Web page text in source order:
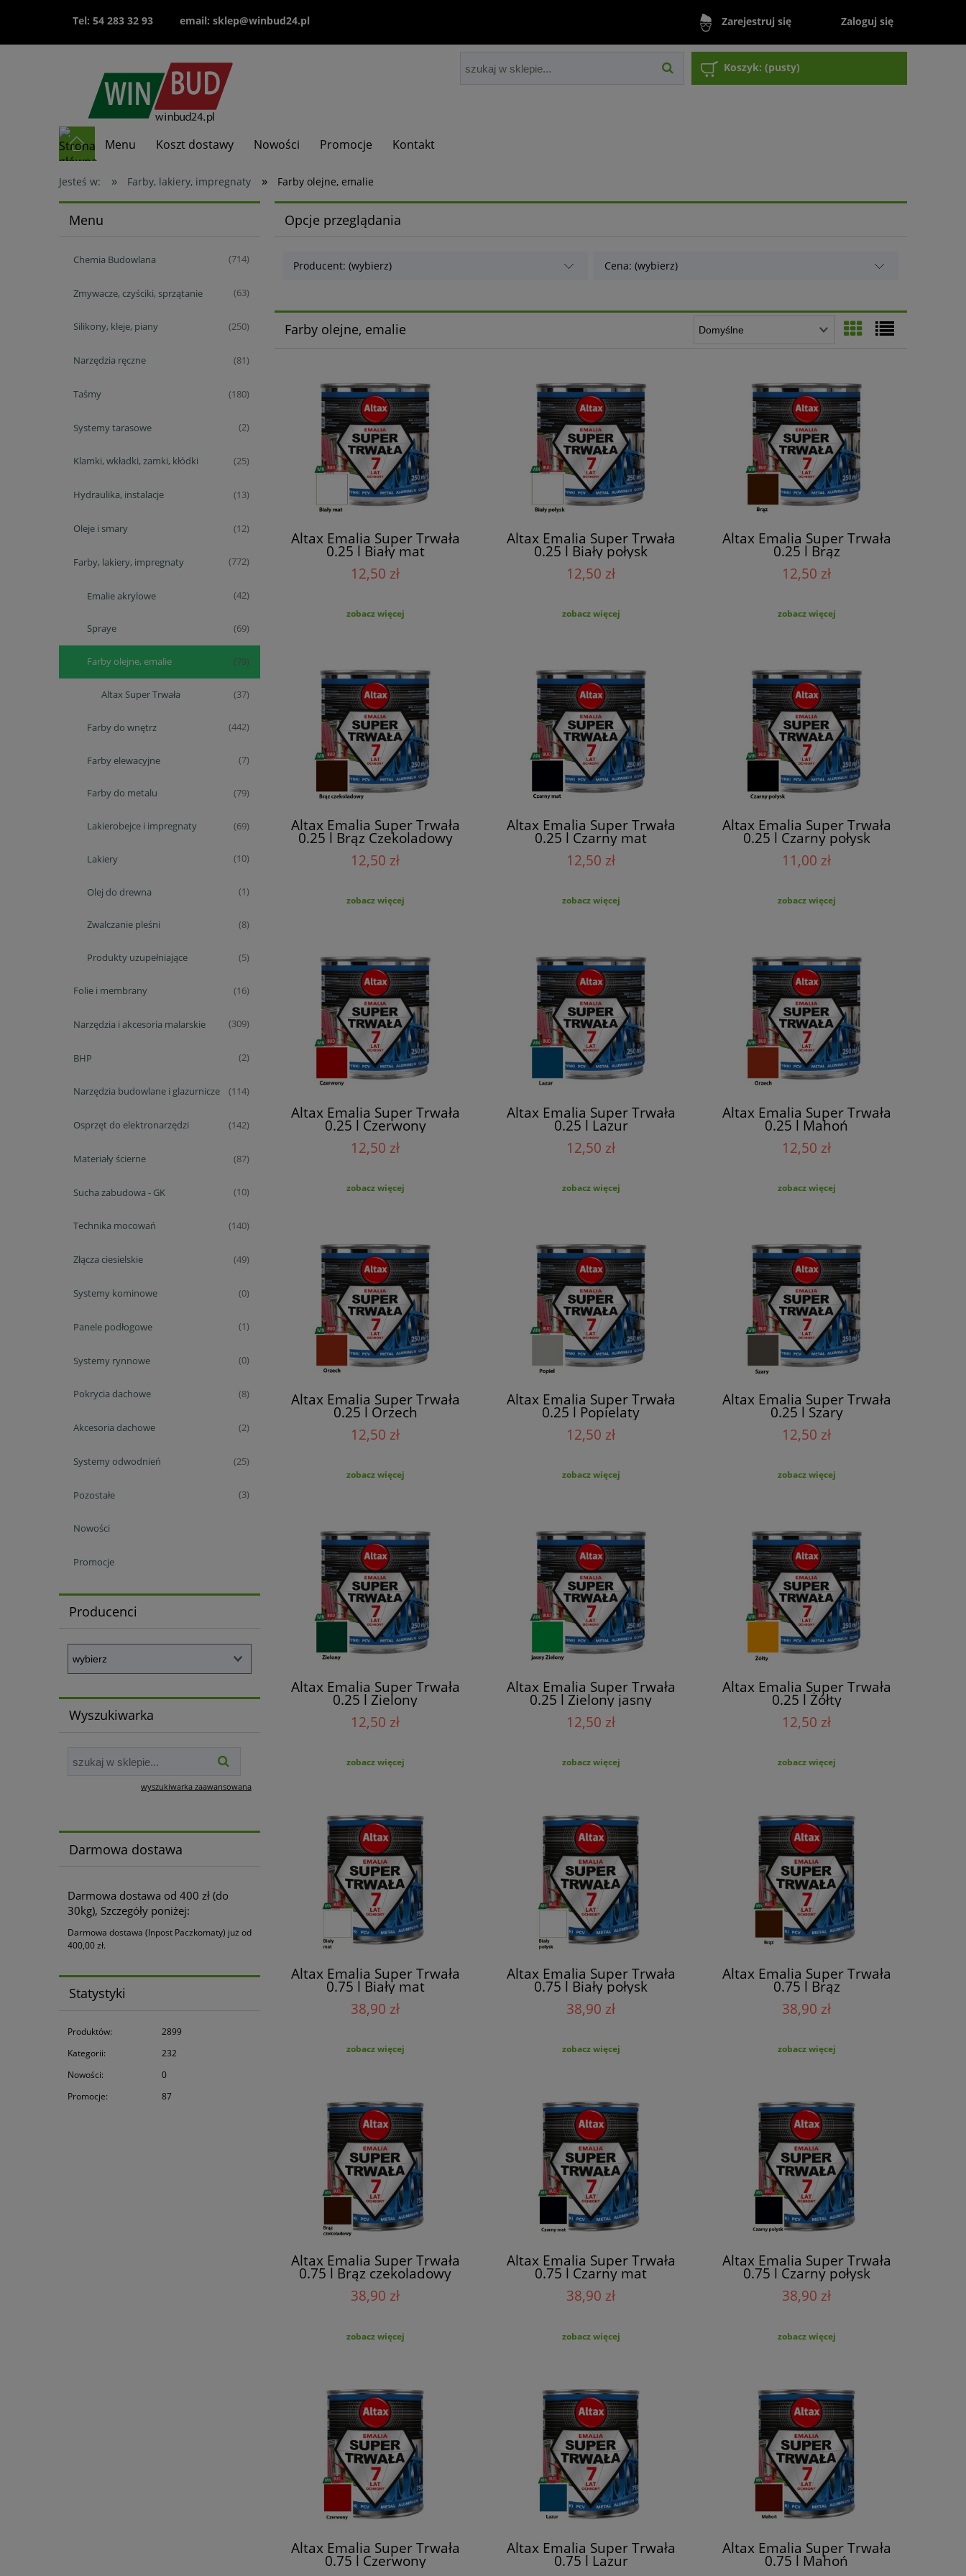
Tel: 54 283 32 93 email: sklep@winbud24.pl Zarejestruj się Zaloguj się
Koszyk: (pusty)
Menu Koszt dostawy Nowości Promocje Kontakt
Jesteś w: » Farby, lakiery, impregnaty » Farby olejne, emalie
Menu
Chemia Budowlana (714)
Zmywacze, czyściki, sprzątanie (63)
Silikony, kleje, piany (250)
Narzędzia ręczne (81)
Taśmy (180)
Systemy tarasowe (2)
Klamki, wkładki, zamki, kłódki (25)
Hydraulika, instalacje (13)
Oleje i smary (12)
Farby, lakiery, impregnaty (772)
Emalie akrylowe (42)
Spraye (69)
Farby olejne, emalie (79)
Altax Super Trwała (37)
Farby do wnętrz (442)
Farby elewacyjne (7)
Farby do metalu (79)
Lakierobejce i impregnaty (69)
Lakiery (10)
Olej do drewna (1)
Zwalczanie pleśni (8)
Produkty uzupełniające (5)
Folie i membrany (16)
Narzędzia i akcesoria malarskie (309)
BHP (2)
Narzędzia budowlane i glazurnicze (114)
Osprzęt do elektronarzędzi (142)
Materiały ścierne (87)
Sucha zabudowa - GK (10)
Technika mocowań (140)
Złącza ciesielskie (49)
Systemy kominowe (0)
Panele podłogowe (1)
Systemy rynnowe (0)
Pokrycia dachowe (8)
Akcesoria dachowe (2)
Systemy odwodnień (25)
Pozostałe (3)
Nowości
Promocje
Producenci
Wyszukiwarka
wyszukiwarka zaawansowana
Darmowa dostawa
Darmowa dostawa od 400 zł (do
30kg), Szczegóły poniżej:
Darmowa dostawa (Inpost Paczkomaty) już od
400,00 zł.
Statystyki
Produktów:
2899
Kategorii:
232
Nowości:
0
Promocje:
87
Opcje przeglądania
Producent: (wybierz) Cena: (wybierz)
Farby olejne, emalie
Altax Emalia Super Trwała
0.25 l Biały mat
12,50 zł
zobacz więcej
Altax Emalia Super Trwała
0.25 l Biały połysk
12,50 zł
zobacz więcej
Altax Emalia Super Trwała
0.25 l Brąz
12,50 zł
zobacz więcej
Altax Emalia Super Trwała
0.25 l Brąz Czekoladowy
12,50 zł
zobacz więcej
Altax Emalia Super Trwała
0.25 l Czarny mat
12,50 zł
zobacz więcej
Altax Emalia Super Trwała
0.25 l Czarny połysk
11,00 zł
zobacz więcej
Altax Emalia Super Trwała
0.25 l Czerwony
12,50 zł
zobacz więcej
Altax Emalia Super Trwała
0.25 l Lazur
12,50 zł
zobacz więcej
Altax Emalia Super Trwała
0.25 l Mahoń
12,50 zł
zobacz więcej
Altax Emalia Super Trwała
0.25 l Orzech
12,50 zł
zobacz więcej
Altax Emalia Super Trwała
0.25 l Popielaty
12,50 zł
zobacz więcej
Altax Emalia Super Trwała
0.25 l Szary
12,50 zł
zobacz więcej
Altax Emalia Super Trwała
0.25 l Zielony
12,50 zł
zobacz więcej
Altax Emalia Super Trwała
0.25 l Zielony jasny
12,50 zł
zobacz więcej
Altax Emalia Super Trwała
0.25 l Żółty
12,50 zł
zobacz więcej
Altax Emalia Super Trwała
0.75 l Biały mat
38,90 zł
zobacz więcej
Altax Emalia Super Trwała
0.75 l Biały połysk
38,90 zł
zobacz więcej
Altax Emalia Super Trwała
0.75 l Brąz
38,90 zł
zobacz więcej
Altax Emalia Super Trwała
0.75 l Brąz czekoladowy
38,90 zł
zobacz więcej
Altax Emalia Super Trwała
0.75 l Czarny mat
38,90 zł
zobacz więcej
Altax Emalia Super Trwała
0.75 l Czarny połysk
38,90 zł
zobacz więcej
Altax Emalia Super Trwała
0.75 l Czerwony
Altax Emalia Super Trwała
0.75 l Lazur
Altax Emalia Super Trwała
0.75 l Mahoń